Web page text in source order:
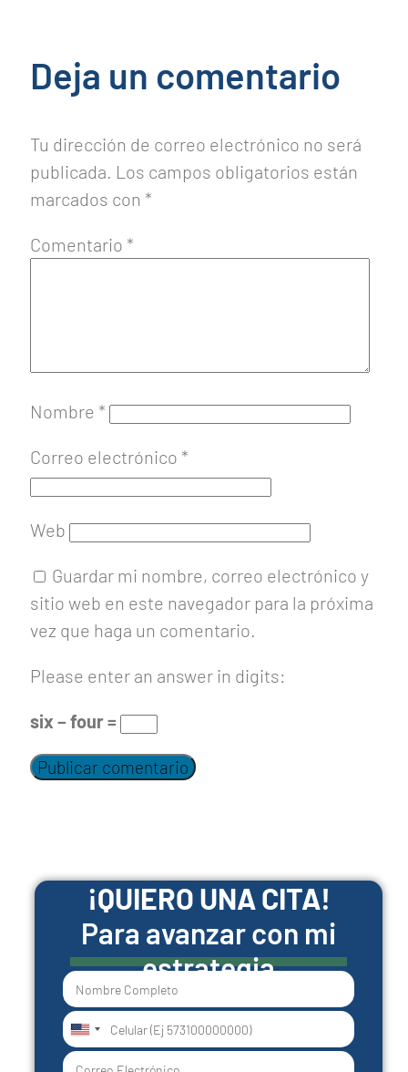
Deja un comentario
Tu dirección de correo electrónico no será
publicada. Los campos obligatorios están
marcados con *
Comentario *
Nombre *
Correo electrónico *
Web
Guardar mi nombre, correo electrónico y
sitio web en este navegador para la próxima
vez que haga un comentario.
Please enter an answer in digits:
six − four =
¡QUIERO UNA CITA!
Para avanzar con mi
estrategia
United
States